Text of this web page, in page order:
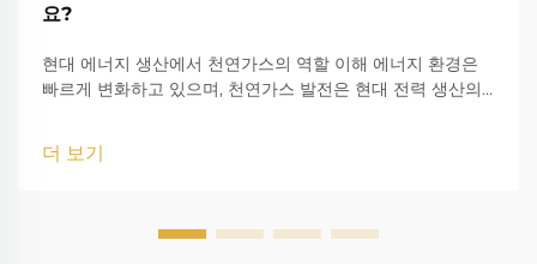
요?
현대 에너지 생산에서 천연가스의 역할 이해 에너지 환경은
빠르게 변화하고 있으며, 천연가스 발전은 현대 전력 생산의
서 중요한 다리 역할을 수행하고 있습니다.
더 보기